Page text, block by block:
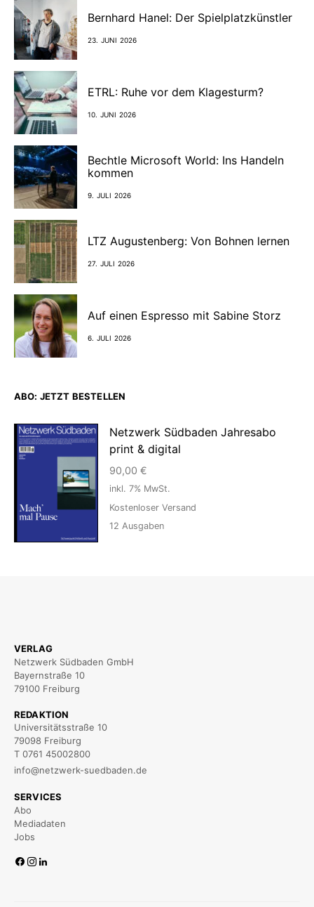
Bernhard Hanel: Der Spielplatzkünstler
23. JUNI 2026
ETRL: Ruhe vor dem Klagesturm?
10. JUNI 2026
Bechtle Microsoft World: Ins Handeln
kommen
9. JULI 2026
LTZ Augustenberg: Von Bohnen lernen
27. JULI 2026
Auf einen Espresso mit Sabine Storz
6. JULI 2026
ABO: JETZT BESTELLEN
Netzwerk Südbaden Jahresabo
print & digital
90,00 €
inkl. 7% MwSt.
Kostenloser Versand
12 Ausgaben
VERLAG
Netzwerk Südbaden GmbH
Bayernstraße 10
79100 Freiburg
REDAKTION
Universitätsstraße 10
79098 Freiburg
T 0761 45002800
info@netzwerk-suedbaden.de
SERVICES
Abo
Mediadaten
Jobs